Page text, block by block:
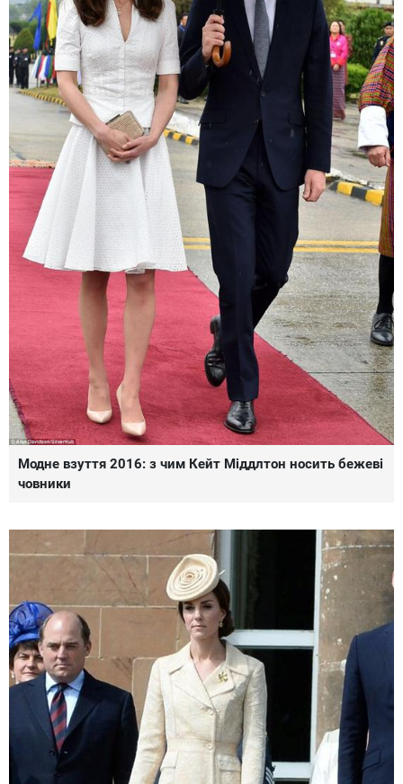
Модне взуття 2016: з чим Кейт Міддлтон носить бежеві
човники